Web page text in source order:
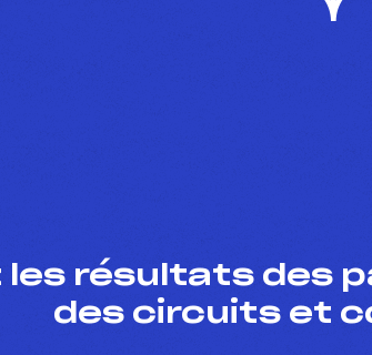
les résultats des
des circuits et